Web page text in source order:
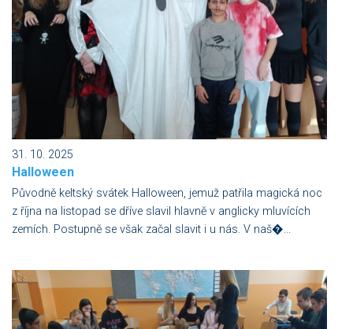
31. 10. 2025
Halloween
Původně keltský svátek Halloween, jemuž patřila magická noc
z října na listopad se dříve slavil hlavně v anglicky mluvících
zemích. Postupně se však začal slavit i u nás. V naš�...